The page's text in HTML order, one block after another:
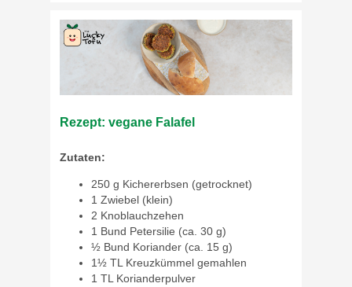
Rezept: vegane Falafel
Zutaten:
250 g Kichererbsen (getrocknet)
1 Zwiebel (klein)
2 Knoblauchzehen
1 Bund Petersilie (ca. 30 g)
½ Bund Koriander (ca. 15 g)
1½ TL Kreuzkümmel gemahlen
1 TL Korianderpulver